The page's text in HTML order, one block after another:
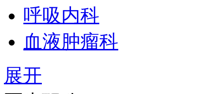
呼吸内科
血液肿瘤科
展开